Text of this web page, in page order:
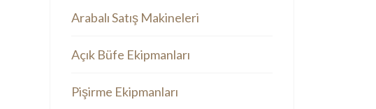
Arabalı Satış Makineleri
Açık Büfe Ekipmanları
Pişirme Ekipmanları